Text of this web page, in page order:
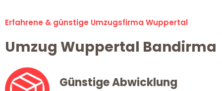
Erfahrene & günstige Umzugsfirma Wuppertal
Umzug Wuppertal Bandirma
Günstige Abwicklung